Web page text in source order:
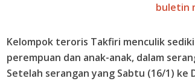
buletin
Kelompok teroris Takfiri menculik
perempuan dan anak-anak, dalam
Setelah serangan yang Sabtu (16/1) ke